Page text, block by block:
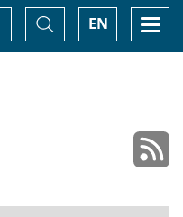
EN
Basculer
la
recherche